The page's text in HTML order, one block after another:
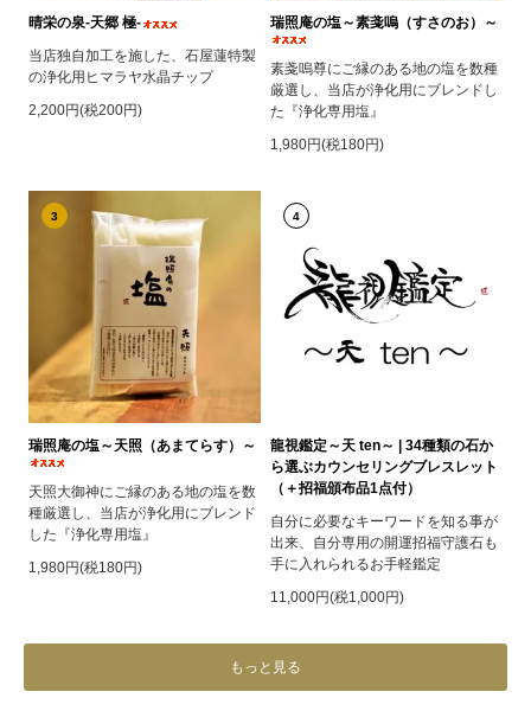
晴栄の泉‐天郷 極‐
当店独自加工を施した、石屋蓮特製
の浄化用ヒマラヤ水晶チップ
2,200円(税200円)
瑞照庵の塩～素戔嗚（すさのお）～
素戔嗚尊にご縁のある地の塩を数種
厳選し、当店が浄化用にブレンドし
た『浄化専用塩』
1,980円(税180円)
3
瑞照庵の塩～天照（あまてらす）～
天照大御神にご縁のある地の塩を数
種厳選し、当店が浄化用にブレンド
した『浄化専用塩』
1,980円(税180円)
4
龍視鑑定～天 ten～ | 34種類の石か
ら選ぶカウンセリングブレスレット
（＋招福頒布品1点付）
自分に必要なキーワードを知る事が
出来、自分専用の開運招福守護石も
手に入れられるお手軽鑑定
11,000円(税1,000円)
もっと見る